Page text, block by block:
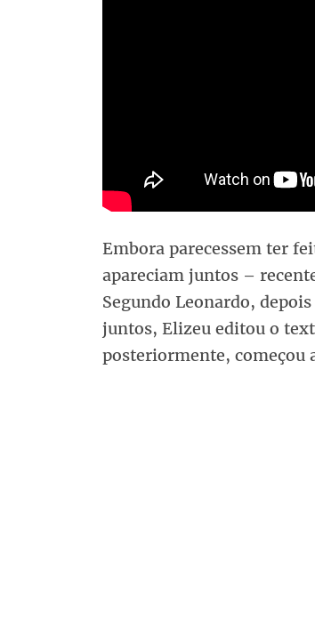
Embora parecessem ter
apareciam juntos –
Segundo Leonardo,
juntos, Elizeu editou o
posteriormente, começou